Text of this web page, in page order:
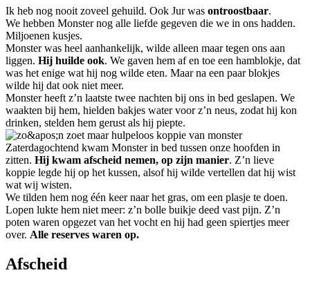
Ik heb nog nooit zoveel gehuild. Ook Jur was ontroostbaar.
We hebben Monster nog alle liefde gegeven die we in ons hadden.
Miljoenen kusjes.
Monster was heel aanhankelijk, wilde alleen maar tegen ons aan
liggen. Hij huilde ook. We gaven hem af en toe een hamblokje, dat
was het enige wat hij nog wilde eten. Maar na een paar blokjes
wilde hij dat ook niet meer.
Monster heeft z’n laatste twee nachten bij ons in bed geslapen. We
waakten bij hem, hielden bakjes water voor z’n neus, zodat hij kon
drinken, stelden hem gerust als hij piepte.
Zaterdagochtend kwam Monster in bed tussen onze hoofden in
zitten. Hij kwam afscheid nemen, op zijn manier. Z’n lieve
koppie legde hij op het kussen, alsof hij wilde vertellen dat hij wist
wat wij wisten.
We tilden hem nog één keer naar het gras, om een plasje te doen.
Lopen lukte hem niet meer: z’n bolle buikje deed vast pijn. Z’n
poten waren opgezet van het vocht en hij had geen spiertjes meer
over. Alle reserves waren op.
Afscheid